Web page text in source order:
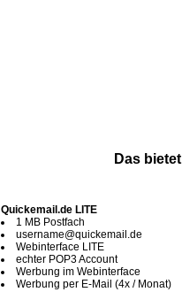
Das
Quickemail.de LITE
1 MB Postfach
username@quickemail.de
Webinterface LITE
echter POP3 Account
Werbung im Webinterface
Werbung per E-Mail (4x / Monat)